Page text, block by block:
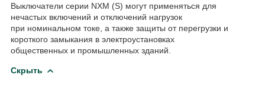
Выключатели серии NXM (S) могут применяться для
нечастых включений и отключений нагрузок
при номинальном токе, а также защиты от перегрузки и
короткого замыкания в электроустановках
общественных и промышленных зданий.
Скрыть